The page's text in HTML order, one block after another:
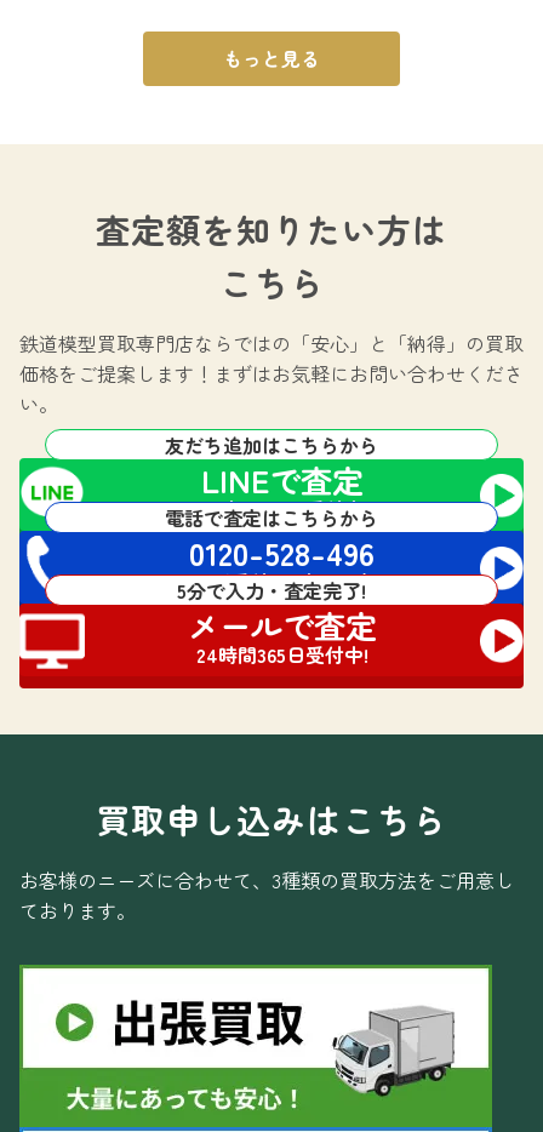
もっと見る
査定額を知りたい方は
こちら
鉄道模型買取専門店ならではの 「安心」と「納得」の買取
価格をご提案します！ まずはお気軽にお問い合わせくださ
い。
友だち追加はこちらから
LINEで査定
24時間365日受付中!
電話で査定はこちらから
0120-528-496
電話受付 24時間対応
5分で入力・査定完了!
メールで査定
24時間365日受付中!
買取申し込みはこちら
お客様のニーズに合わせて、3種類の買取方法をご用意し
ております。